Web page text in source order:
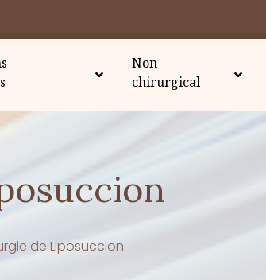
Non
chirurgical
de Liposuccion